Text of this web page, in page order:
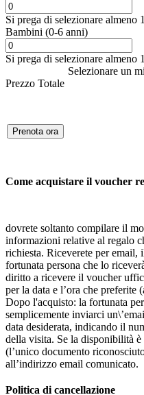
Si prega di selezionare almeno
Bambini (0-6 anni)
Si prega di selezionare almeno
Selezionare un
Prezzo Totale
Prenota ora
Come acquistare il voucher
dovrete soltanto compilare il
informazioni relative al regalo
richiesta. Riceverete per email,
fortunata persona che lo
diritto a ricevere il voucher
per la data e l’ora che preferite
Dopo l'acquisto: la fortunata
semplicemente inviarci
data desiderata, indicando il
della visita. Se la disponibilità
(l’unico documento
all’indirizzo email comunicato.
Politica di cancellazione